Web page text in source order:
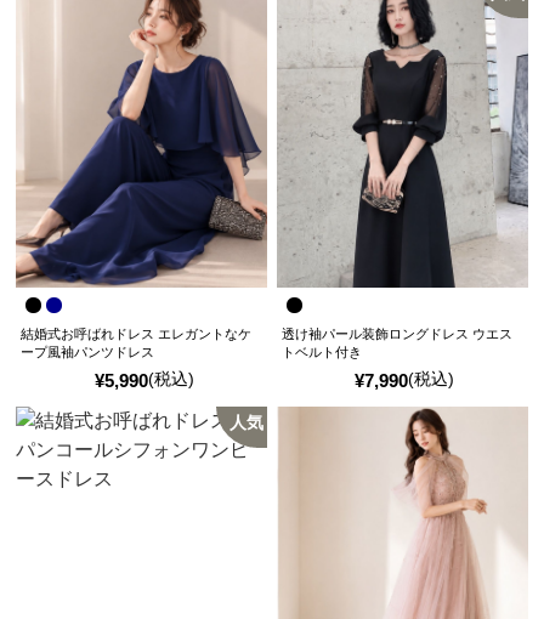
¥5,990(税込)
結婚式お呼ばれドレス エレガントなケ
ープ風袖パンツドレス
¥7,990(税込)
透け袖パール装飾ロングドレス ウエス
トベルト付き
人気